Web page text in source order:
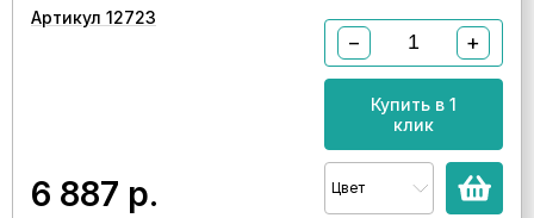
Артикул 12723
6 887 р.
− +
Купить в 1
клик
Цвет